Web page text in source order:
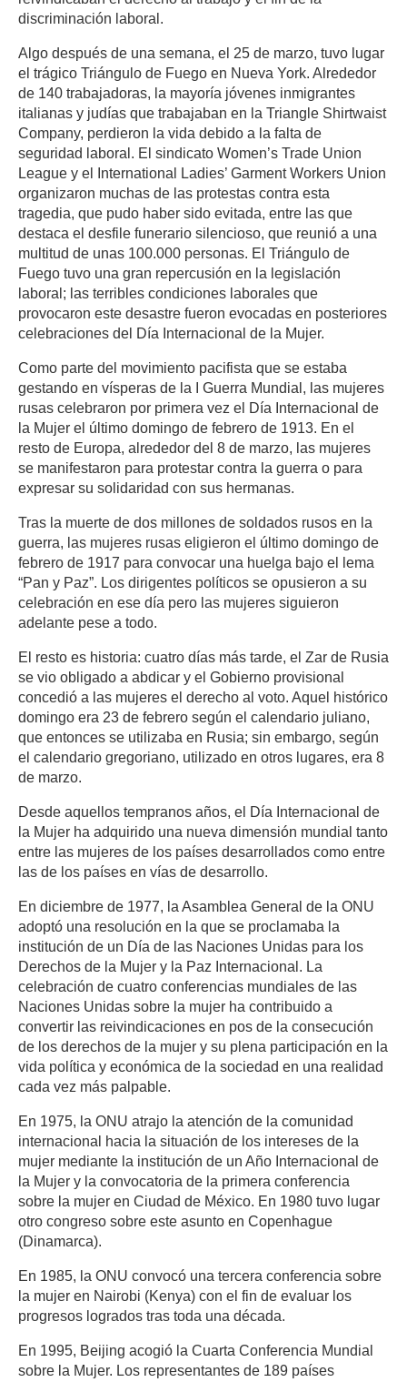
discriminación laboral.
Algo después de una semana, el 25 de marzo, tuvo lugar
el trágico Triángulo de Fuego en Nueva York. Alrededor
de 140 trabajadoras, la mayoría jóvenes inmigrantes
italianas y judías que trabajaban en la Triangle Shirtwaist
Company, perdieron la vida debido a la falta de
seguridad laboral. El sindicato Women’s Trade Union
League y el International Ladies’ Garment Workers Union
organizaron muchas de las protestas contra esta
tragedia, que pudo haber sido evitada, entre las que
destaca el desfile funerario silencioso, que reunió a una
multitud de unas 100.000 personas. El Triángulo de
Fuego tuvo una gran repercusión en la legislación
laboral; las terribles condiciones laborales que
provocaron este desastre fueron evocadas en posteriores
celebraciones del Día Internacional de la Mujer.
Como parte del movimiento pacifista que se estaba
gestando en vísperas de la I Guerra Mundial, las mujeres
rusas celebraron por primera vez el Día Internacional de
la Mujer el último domingo de febrero de 1913. En el
resto de Europa, alrededor del 8 de marzo, las mujeres
se manifestaron para protestar contra la guerra o para
expresar su solidaridad con sus hermanas.
Tras la muerte de dos millones de soldados rusos en la
guerra, las mujeres rusas eligieron el último domingo de
febrero de 1917 para convocar una huelga bajo el lema
“Pan y Paz”. Los dirigentes políticos se opusieron a su
celebración en ese día pero las mujeres siguieron
adelante pese a todo.
El resto es historia: cuatro días más tarde, el Zar de Rusia
se vio obligado a abdicar y el Gobierno provisional
concedió a las mujeres el derecho al voto. Aquel histórico
domingo era 23 de febrero según el calendario juliano,
que entonces se utilizaba en Rusia; sin embargo, según
el calendario gregoriano, utilizado en otros lugares, era 8
de marzo.
Desde aquellos tempranos años, el Día Internacional de
la Mujer ha adquirido una nueva dimensión mundial tanto
entre las mujeres de los países desarrollados como entre
las de los países en vías de desarrollo.
En diciembre de 1977, la Asamblea General de la ONU
adoptó una resolución en la que se proclamaba la
institución de un Día de las Naciones Unidas para los
Derechos de la Mujer y la Paz Internacional. La
celebración de cuatro conferencias mundiales de las
Naciones Unidas sobre la mujer ha contribuido a
convertir las reivindicaciones en pos de la consecución
de los derechos de la mujer y su plena participación en la
vida política y económica de la sociedad en una realidad
cada vez más palpable.
En 1975, la ONU atrajo la atención de la comunidad
internacional hacia la situación de los intereses de la
mujer mediante la institución de un Año Internacional de
la Mujer y la convocatoria de la primera conferencia
sobre la mujer en Ciudad de México. En 1980 tuvo lugar
otro congreso sobre este asunto en Copenhague
(Dinamarca).
En 1985, la ONU convocó una tercera conferencia sobre
la mujer en Nairobi (Kenya) con el fin de evaluar los
progresos logrados tras toda una década.
En 1995, Beijing acogió la Cuarta Conferencia Mundial
sobre la Mujer. Los representantes de 189 países